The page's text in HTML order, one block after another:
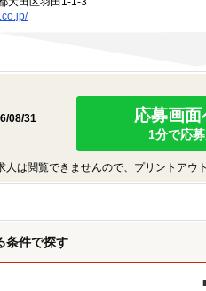
08/31
応募画
1分で応
は閲覧できませんので、プリントアウ
条件で探す